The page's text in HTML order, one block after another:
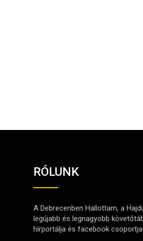
RÓLUNK
A Debrecenben Hallottam, a
legújabb és legnagyobb
hírportálja és facebook csoportja.